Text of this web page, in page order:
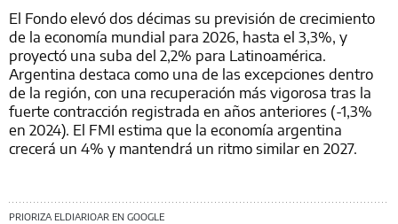
El Fondo elevó dos décimas su previsión de crecimiento
de la economía mundial para 2026, hasta el 3,3%, y
proyectó una suba del 2,2% para Latinoamérica.
Argentina destaca como una de las excepciones dentro
de la región, con una recuperación más vigorosa tras la
fuerte contracción registrada en años anteriores (-1,3%
en 2024). El FMI estima que la economía argentina
crecerá un 4% y mantendrá un ritmo similar en 2027.
PRIORIZA ELDIARIOAR EN GOOGLE